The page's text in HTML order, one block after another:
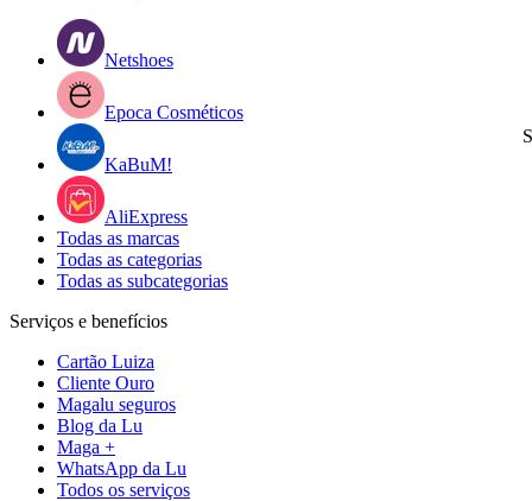
Netshoes
Epoca Cosméticos
KaBuM!
AliExpress
Todas as marcas
Todas as categorias
Todas as subcategorias
Serviços e benefícios
Cartão Luiza
Cliente Ouro
Magalu seguros
Blog da Lu
Maga +
WhatsApp da Lu
Todos os serviços